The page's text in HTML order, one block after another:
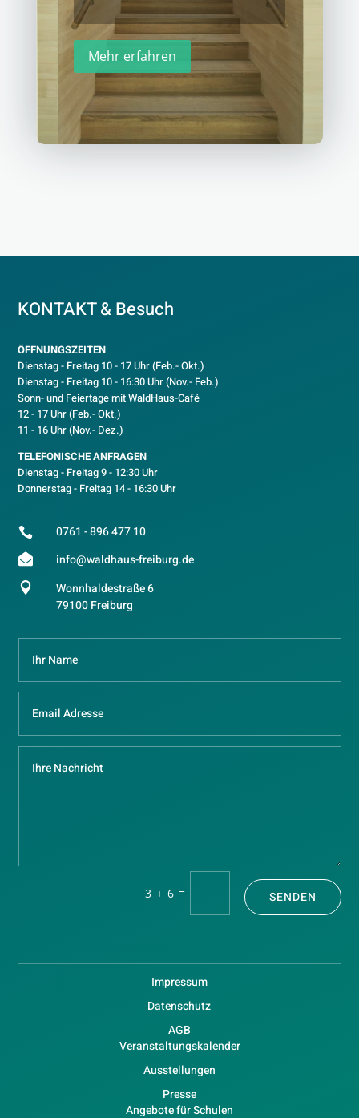
Mehr erfahren
KONTAKT & Besuch
ÖFFNUNGSZEITEN
Dienstag - Freitag 10 - 17 Uhr (Feb.- Okt.)
Dienstag - Freitag 10 - 16:30 Uhr (Nov.- Feb.)
Sonn- und Feiertage mit WaldHaus-Café
12 - 17 Uhr (Feb.- Okt.)
11 - 16 Uhr (Nov.- Dez.)
TELEFONISCHE ANFRAGEN
Dienstag - Freitag 9 - 12:30 Uhr
Donnerstag - Freitag 14 - 16:30 Uhr
 0761 - 896 477 10
 info@waldhaus-freiburg.de

Wonnhaldestraße 6
79100 Freiburg
3 + 6 = SENDEN
Impressum
Datenschutz
AGB
Veranstaltungskalender
Ausstellungen
Presse
Angebote für Schulen